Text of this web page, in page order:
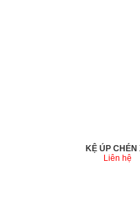
KỆ ÚP CHÉN
Liên hệ